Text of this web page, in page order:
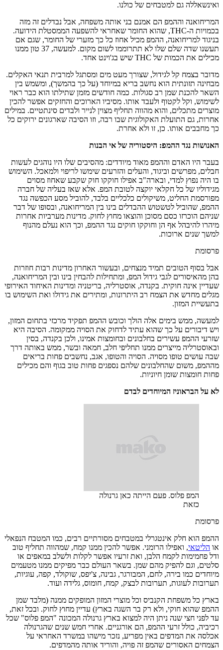
ואינשאללה גם למטבחים של כולנו.
המריחואנה וההמפ הם אמנם בני אותה משפחה, אבל נבדלים זה מזה
בכמויות ה-THC, שהוא החומר שאחראי להשפעה הממסטלת הידועה.
בניגוד למריחואנה, ההמפ מכיל אחוז כל כך מזערי של החומר, שגם אם
תעשנו שדה שלם שלו לא תתרוממו לשום מקום. למעשה, 37 טון ממנו
מכילים את הכמות של THC שיש בג'וינט אחד.
מדובר בצמח קל לגידול, שצורך מעט מים ומסתגל למרבית תנאי האקלים.
מבחינה תזונתית הוא נחשב בריא במיוחד (על כך בהמשך), ומשמש בין
השאר להכנת שמן רב סגולות. כמה חודשים מזמן שתילתו הוא כבר ראוי
לשימוש, וקל לקטוף ולעבד אותו. מסיביו הארוכים והחזקים אפשר להכין
מוצרים מתכלים, והוא מהווה תחליף מצוין לנייר ולבדים סינתטיים. במילים
אחרות, גם התועלת האקולוגית שבו רבה, וזו הסיבה שארגונים ירוקים כל
כך מחבבים אותו. כן, זו ולא אחרת.
האנושות נגד ההמפ: היסטוריה של אי הבנות
בעבר היו האדם וההמפ מאוד מיודדים: מהסיבים שלו היו נוהגים לעשות
חבלים, מפרשים וביגוד, והעלים והזרעים שימשו לריפוי ולמאכל. השימוש
בו היה נפוץ למדי, ובארה"ב אפילו חוקקו חוק שקבע שאחוז מסוים
מגידוליו של כל חקלאי יוקצה לטובת המפ. אלא שאז בעליה של חברה
מפורסמת החליט, משיקולים כלכליים בלבד, להוביל מסע הכפשה נגד
ההמפ, שהוביל לטשטוש ההבדלים בינו בין המריחואנה, ובסופו של דבר
שניהם הוכרזו כסם מסוכן והוצאו מחוץ לחוק. מדינות מערביות אחרות
מיהרו להיבהל אף הן וחוקקו חוקים נגד ההמפ, וכך הוא נעלם מהנוף
למשך שנים ארוכות.
פרסומת
אבל בסוף הטובים תמיד מנצחים, ובעשור האחרון מדינות רבות חוזרות
בהן מהאיסורים לגבי גידול המפ, ומתחילות להבחין בינו ובין המריחואנה,
שעדיין אינה חוקית. בקנדה, אוסטרליה, בריטניה ומדינות האיחוד האירופי
מגלים מחדש את הצמח רב היתרונות, ומתירים את גידולו ואת השימוש בו
בתעשיית המזון.
למעשה, ממש בימים אלה הולך וכובש ההמפ תפקיד מרכזי בתחום המזון,
ויש דיבורים על כך שהוא עתיד לדחוק את הסויה ממקומה. הסיבה היא
שזרעי ההמפ עשירים בחלבונים ובחומצות אמינו, ולכן בקנדה, בסין
ובאוסטרליה מייצרים ממנו תחליפי חלב, חמאה ובשר, ממש באותה דרך
שבה עושים טופו מסויה. הסויה והטופו, אגב, נחשבים פחות בריאים
מההמפ, משום שהחלבונים שלהם נספגים פחות טוב בגוף והם מכילים
פחות חומצות שומן חיוניות.
לא על הבראוניז המיוחדים לבדם
המפ פלוס. פעם הייתה כאן גרנולה
כזאת
פרסומת
ההמפ הוא חלק אינטגרלי במטבחים מסורתיים רבים, כמו המטבח הנפאלי
או הליטאי, ואפילו הרומני. אפשר להכין ממנו קמח, שמהווה תחליף טוב
ודל פחמימות לקמח הלבן, ואת זרעיו אפשר לקלות ולשלב במאפים או
סלטים, וגם להפיק מהם שמן. בשאר העולם כבר מפיקים ממנו מטעמים
מיוחדים כמו בירה, לחם, המבורגר, גבינה, צ'יפס, שוקולד, קפה, עוגיות,
תערובות לעוגות, תערובות לבצק, קמח, חומוס, גלידה ועוד.
בארץ כל משפחת הקנביס וכל מוצרי המזון המופקים ממנה (מלבד שמן
ההמפ שהוא חוקי, ולא רק בר השגה בארץ) עדיין מחוץ לחוק. ובכל זאת,
עד לפני חצי שנה ניתן היה למצוא בארץ גרנולה המכונה "המפ פלוס" שכל
רכיביה, כולל זרעי ההמפ, הם אורגניים. אחרי חמש שנים שהגרנולה
אכלסה את המדפים באין מפריע, נזכר מישהו במשרד האחראי על
הצמחים האסורים שהמפ זה פויה, והוריד אותה מהמדפים.